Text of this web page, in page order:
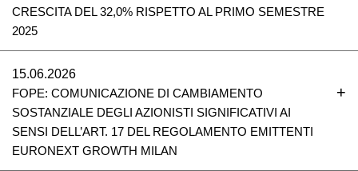
CRESCITA DEL 32,0% RISPETTO AL PRIMO SEMESTRE
2025
15.06.2026
FOPE: COMUNICAZIONE DI CAMBIAMENTO
SOSTANZIALE DEGLI AZIONISTI SIGNIFICATIVI AI
SENSI DELL’ART. 17 DEL REGOLAMENTO EMITTENTI
EURONEXT GROWTH MILAN